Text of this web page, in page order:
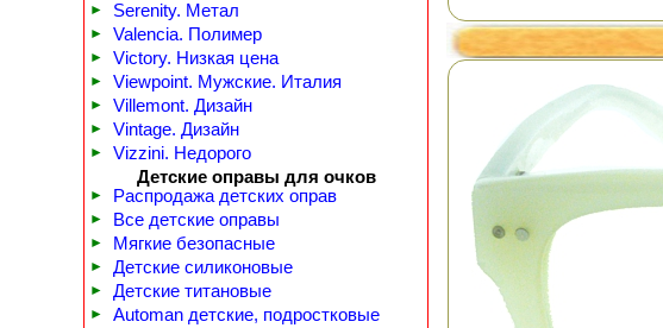
► Serenity. Метал
► Valencia. Полимер
► Victory. Низкая цена
► Viewpoint. Мужские. Италия
► Villemont. Дизайн
► Vintage. Дизайн
►
Vizzini. Недорого
Детские оправы для очков
► Распродажа детских оправ
► Все детские оправы
► Мягкие безопасные
► Детские силиконовые
► Детские титановые
► Automan детские, подростковые